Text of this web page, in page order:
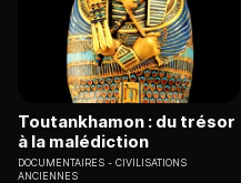
Toutankhamon : du trésor
à la malédiction
DOCUMENTAIRES
CIVILISATIONS
ANCIENNES